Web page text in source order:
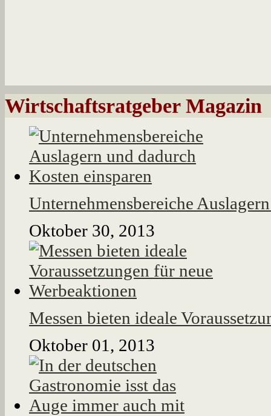
Wirtschaftsratgeber Magazin
Unternehmensbereiche
Oktober 30, 2013
Messen bieten ideale
Oktober 01, 2013